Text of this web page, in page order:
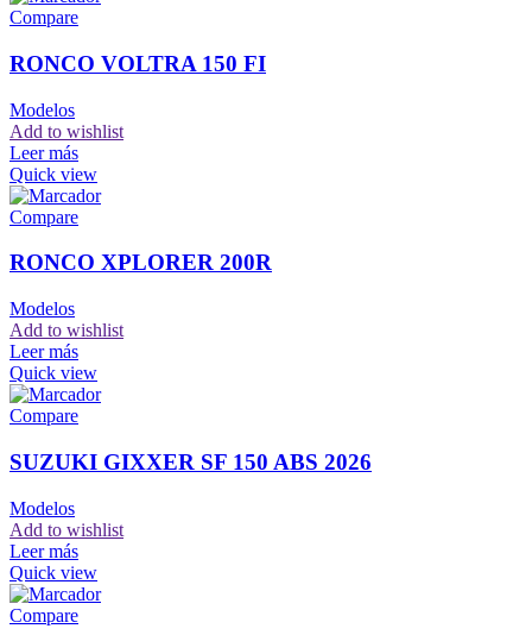
Compare
RONCO VOLTRA 150 FI
Modelos
Add to wishlist
Leer más
Quick view
Compare
RONCO XPLORER 200R
Modelos
Add to wishlist
Leer más
Quick view
Compare
SUZUKI GIXXER SF 150 ABS 2026
Modelos
Add to wishlist
Leer más
Quick view
Compare